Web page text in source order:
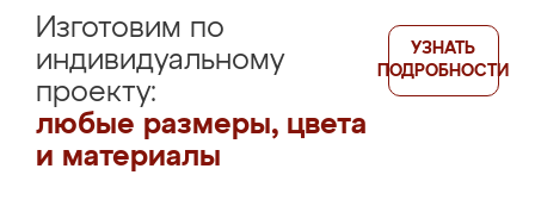
Изготовим по
индивидуальному
проекту:
любые размеры, цвета
и материалы
УЗНАТЬ
ПОДРОБНОСТИ